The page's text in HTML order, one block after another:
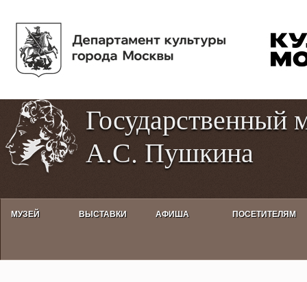
Государственный
А.С. Пушкина
МУЗЕЙ ВЫСТАВКИ АФИША ПОСЕТИТЕЛЯМ